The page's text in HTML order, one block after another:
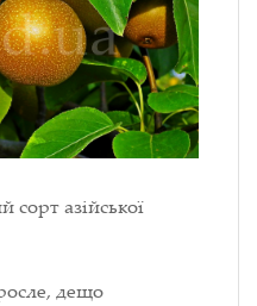
азійської
дещо